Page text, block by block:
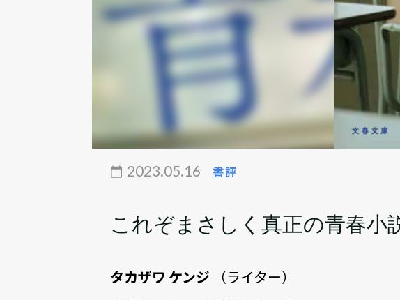
2023.05.16 書評
これぞまさしく真正の青春小
タカザワ ケンジ （ライター）